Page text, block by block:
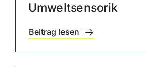
Umweltsensorik
Beitrag lesen